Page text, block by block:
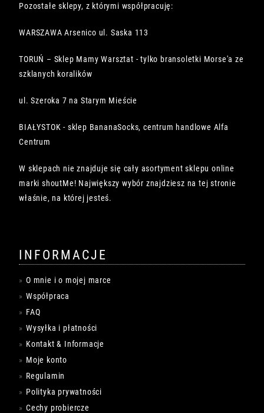
Pozostałe sklepy, z którymi współpracuję:
WARSZAWA Arsenico ul. Saska 113
TORUŃ – Sklep Mamy Warsztat - tylko bransoletki Morse'a ze
szklanych koralików
ul. Szeroka 7 na Starym Mieście
BIAŁYSTOK - sklep BananaSocks, centrum handlowe Alfa
Centrum
W sklepach nie znajduje się cały asortyment sklepu online
marki shoutMe! Największy wybór znajdziesz na tej stronie
właśnie, na której jesteś.
INFORMACJE
O mnie i o mojej marce
Współpraca
FAQ
Wysyłka i płatności
Kontakt & Informacje
Moje konto
Regulamin
Polityka prywatności
Cechy probiercze